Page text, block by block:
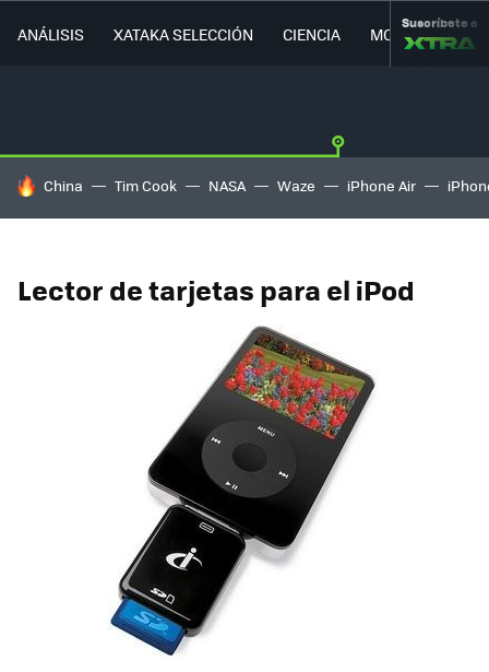
ANÁLISIS XATAKA SELECCIÓN CIENCIA MOVILIDAD
Suscríbete a
HOY SE HABLA DE
China Tim Cook NASA Waze iPhone Air
Lector de tarjetas para el iPod